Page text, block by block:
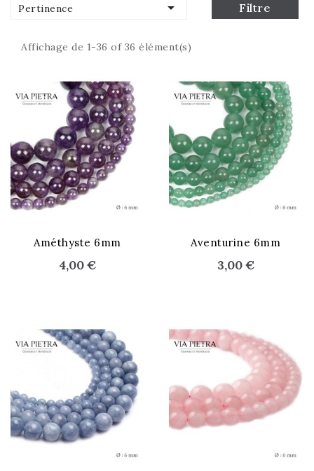
Pertinence  Filtre
Affichage de 1-36 of 36 élément(s)
Améthyste 6mm
4,00 €
Aventurine 6mm
3,00 €